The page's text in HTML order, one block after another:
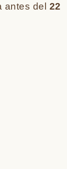
antes del 22